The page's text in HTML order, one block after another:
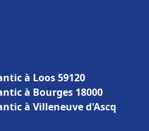
à Loos 59120
à Bourges 18000
à Villeneuve d'Ascq